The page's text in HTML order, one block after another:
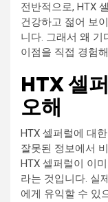
전반적으로, HTX
건강하고 젊어 보
니다. 그래서 왜 기
이점을 직접 경험
HTX 셀
오해
HTX 셀퍼럴에 대
잘못된 정보에서
HTX 셀퍼럴이 이
라는 것입니다. 실
에게 유익할 수 있